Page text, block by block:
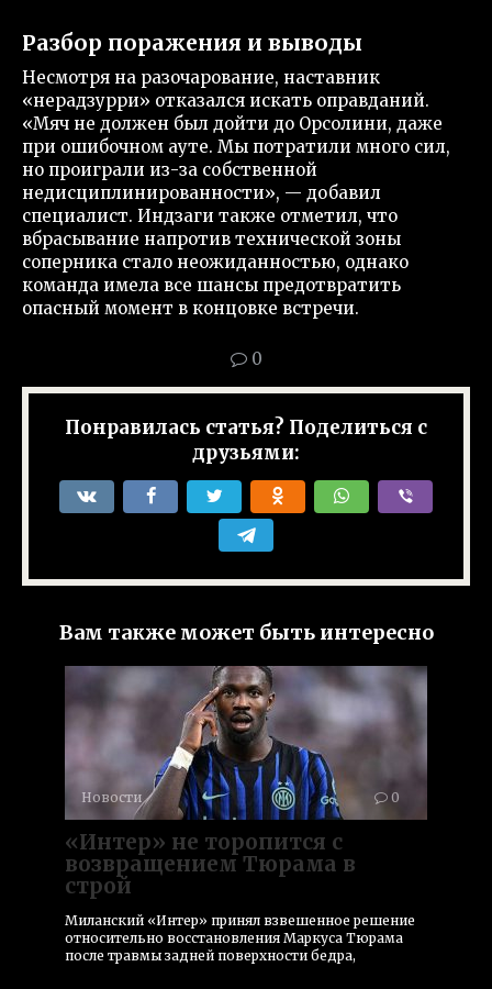
Разбор поражения и выводы
Несмотря на разочарование, наставник
«нерадзурри» отказался искать оправданий.
«Мяч не должен был дойти до Орсолини, даже
при ошибочном ауте. Мы потратили много сил,
но проиграли из-за собственной
недисциплинированности», — добавил
специалист. Индзаги также отметил, что
вбрасывание напротив технической зоны
соперника стало неожиданностью, однако
команда имела все шансы предотвратить
опасный момент в концовке встречи.
0
Понравилась статья? Поделиться с
друзьями:
Вам также может быть интересно
Новости 0
«Интер» не торопится с
возвращением Тюрама в
строй
Миланский «Интер» принял взвешенное решение
относительно восстановления Маркуса Тюрама
после травмы задней поверхности бедра,